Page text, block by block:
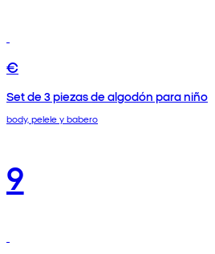
€
Set de 3 piezas de algodón para niño
body, pelele y babero
9